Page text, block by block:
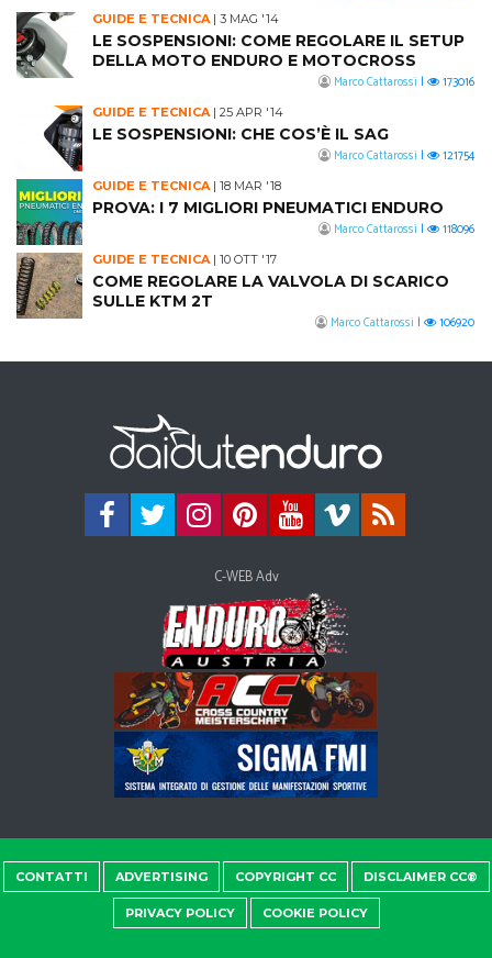
GUIDE E TECNICA| 3 MAG '14
LE SOSPENSIONI: COME REGOLARE IL SETUP
DELLA MOTO ENDURO E MOTOCROSS
Marco Cattarossi | 173016
GUIDE E TECNICA| 25 APR '14
LE SOSPENSIONI: CHE COS’È IL SAG
Marco Cattarossi | 121754
GUIDE E TECNICA| 18 MAR '18
PROVA: I 7 MIGLIORI PNEUMATICI ENDURO
Marco Cattarossi | 118096
GUIDE E TECNICA| 10 OTT '17
COME REGOLARE LA VALVOLA DI SCARICO
SULLE KTM 2T
Marco Cattarossi | 106920
C-WEB Adv
CONTATTI ADVERTISING COPYRIGHT CC DISCLAIMER CC®
PRIVACY POLICY COOKIE POLICY